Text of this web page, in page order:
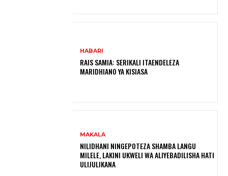
HABARI
RAIS SAMIA: SERIKALI ITAENDELEZA
MARIDHIANO YA KISIASA
MAKALA
NILIDHANI NINGEPOTEZA SHAMBA LANGU
MILELE, LAKINI UKWELI WA ALIYEBADILISHA HATI
ULIJULIKANA